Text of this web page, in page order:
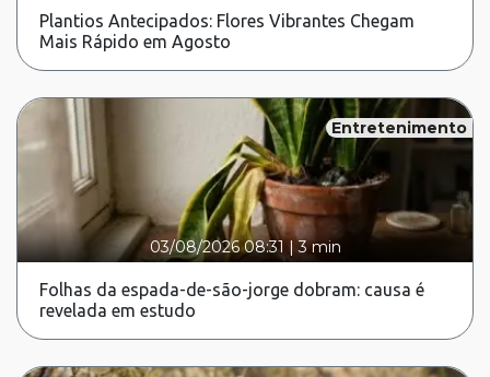
Plantios Antecipados: Flores Vibrantes Chegam
Mais Rápido em Agosto
Entretenimento
03/08/2026 08:31 |3 min
Folhas da espada-de-são-jorge dobram: causa é
revelada em estudo